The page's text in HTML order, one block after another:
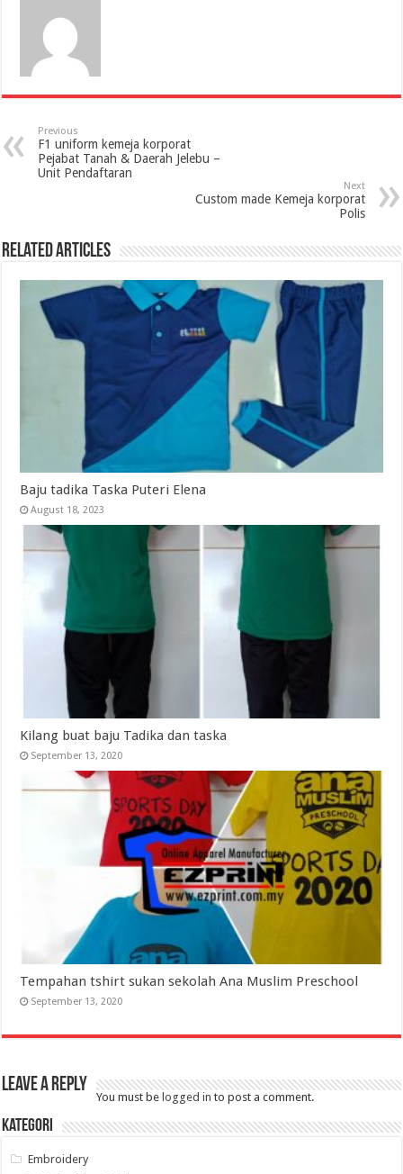
Previous
F1 uniform kemeja korporat
Pejabat Tanah & Daerah Jelebu –
Unit Pendaftaran
Next
Custom made Kemeja korporat
Polis
Related Articles
Baju tadika Taska Puteri Elena
August 18, 2023
Kilang buat baju Tadika dan taska
September 13, 2020
Tempahan tshirt sukan sekolah Ana Muslim Preschool
September 13, 2020
Leave a Reply
You must be logged in to post a comment.
Kategori
Embroidery